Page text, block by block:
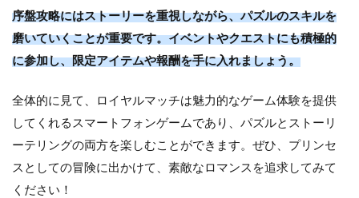
序盤攻略にはストーリーを重視しながら、パズルのスキルを
磨いていくことが重要です。イベントやクエストにも積極的
に参加し、限定アイテムや報酬を手に入れましょう。
全体的に見て、ロイヤルマッチは魅力的なゲーム体験を提供
してくれるスマートフォンゲームであり、パズルとストーリ
ーテリングの両方を楽しむことができます。ぜひ、プリンセ
スとしての冒険に出かけて、素敵なロマンスを追求してみて
ください！